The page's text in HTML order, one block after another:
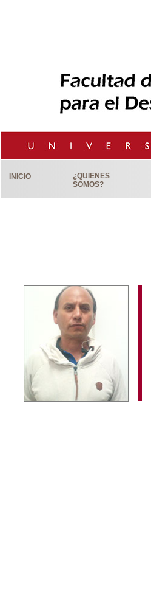
INICIO
¿QUIENES
SOMOS?